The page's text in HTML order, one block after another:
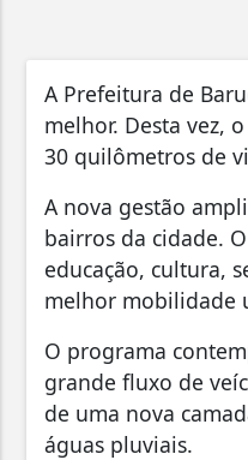
A Prefeitura de
melhor. Desta vez,
30 quilômetros de
A nova gestão
bairros da cidade.
educação, cultura,
melhor mobilidade
O programa
grande fluxo de
de uma nova
águas pluviais.